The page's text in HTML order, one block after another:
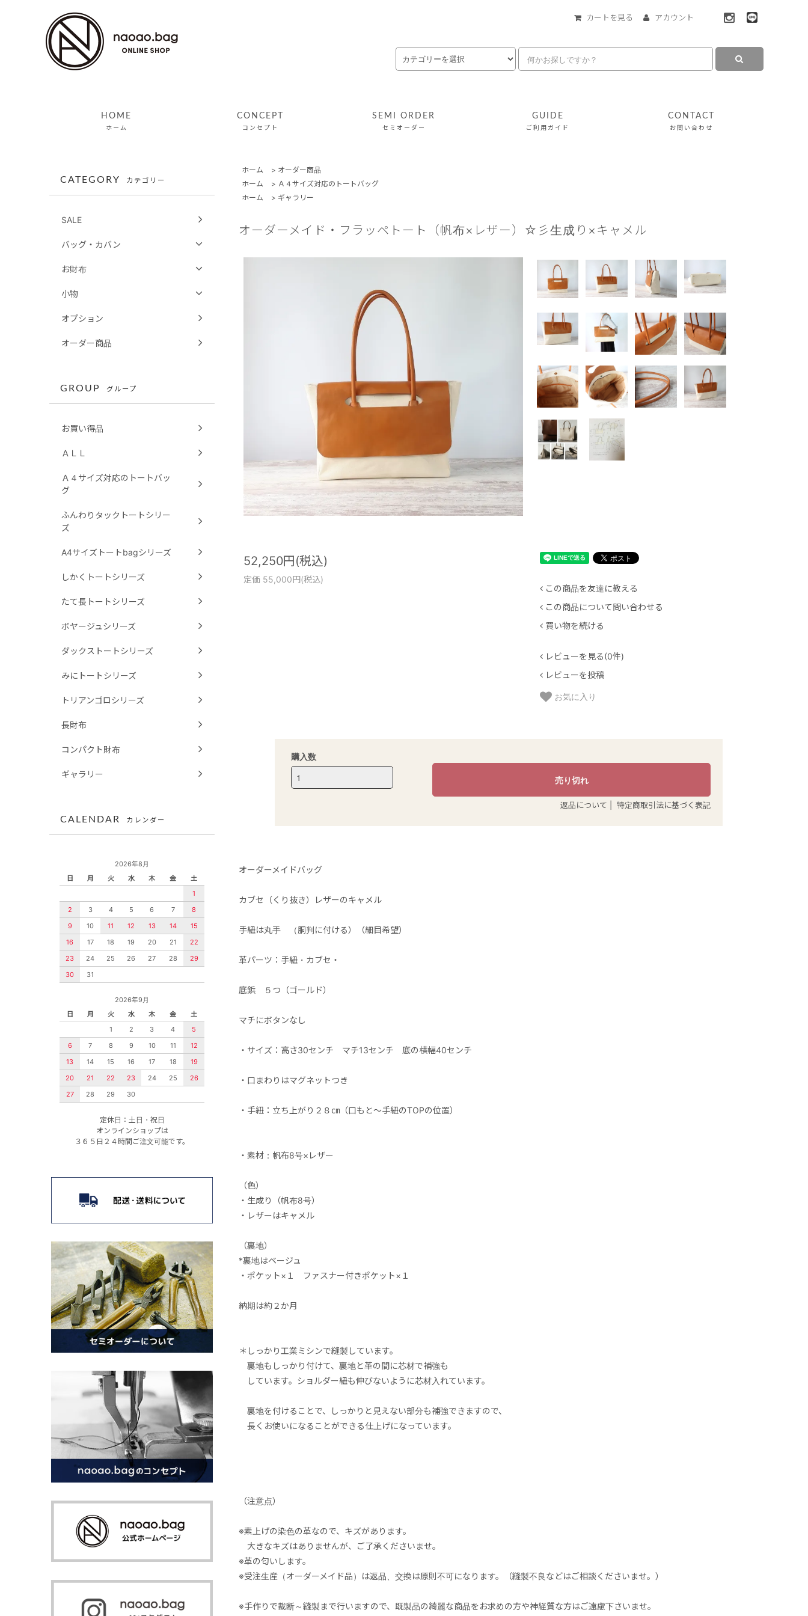
カートを見る アカウント
HOME
ホーム
CONCEPT
コンセプト
SEMI ORDER
セミオーダー
GUIDE
ご利用ガイド
CONTACT
お問い合わせ
ホーム > オーダー商品
ホーム
> Ａ４サイズ対応のトートバッグ
ホーム
> ギャラリー
オーダーメイド・フラッペトート（帆布×レザー）☆彡生成り×キャメル
52,250円(税込)
定価 55,000円(税込)
この商品を友達に教える
この商品について問い合わせる
買い物を続ける
レビューを見る(0件)
レビューを投稿
お気に入り
購入数
返品について 特定商取引法に基づく表記
オーダーメイドバッグ
カブセ（くり抜き）レザーのキャメル
手紐は丸手 （胴判に付ける）（細目希望）
革パーツ：手紐・カブセ・
底鋲 ５つ（ゴールド）
マチにボタンなし
・サイズ：高さ30センチ マチ13センチ 底の横幅40センチ
・口まわりはマグネットつき
・手紐：立ち上がり２８㎝（口もと～手紐のTOPの位置）
・素材：帆布8号×レザー
（色）
・生成り（帆布8号）
・レザーはキャメル
（裏地）
*裏地はベージュ
・ポケット×１ ファスナー付きポケット×１
納期は約２か月
＊しっかり工業ミシンで縫製しています。
裏地もしっかり付けて、裏地と革の間に芯材で補強も
しています。ショルダー紐も伸びないように芯材入れています。
裏地を付けることで、しっかりと見えない部分も補強できますので、
長くお使いになることができる仕上げになっています。
（注意点）
※素上げの染色の革なので、キズがあります。
大きなキズはありませんが、ご了承くださいませ。
※革の匂いします。
※受注生産（オーダーメイド品）は返品、交換は原則不可になります。（縫製不良などはご相談くださいませ。）
※手作りで裁断～縫製まで行いますので、既製品の綺麗な商品をお求めの方や神経質な方はご遠慮下さいませ。
CATEGORY カテゴリー
SALE
バッグ・カバン
お財布
小物
オプション
オーダー商品
GROUP グループ
お買い得品
ＡＬＬ
Ａ４サイズ対応のトートバッ
グ
ふんわりタックトートシリー
ズ
A4サイズトートbagシリーズ
しかくトートシリーズ
たて長トートシリーズ
ボヤージュシリーズ
ダックストートシリーズ
みにトートシリーズ
トリアンゴロシリーズ
長財布
コンパクト財布
ギャラリー
CALENDAR カレンダー
2026年8月
日
月 火 水 木 金
土
1
2
3 4 5 6 7
8
9
10 11 12 13 14
15
16
17 18 19 20 21
22
23
24 25 26 27 28
29
30
31
2026年9月
日
月 火 水 木 金
土
1
2 3 4
5
6
7 8 9 10 11
12
13
14 15 16 17 18
19
20
21 22 23 24 25
26
27
28 29 30
定休日：土日・祝日
オンラインショップは
３６５日２４時間ご注文可能です。